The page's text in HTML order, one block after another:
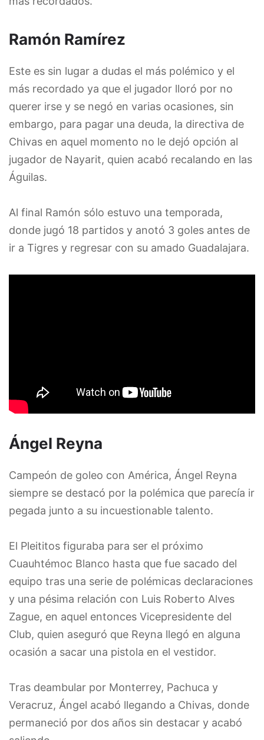
Ramón Ramírez
Este es sin lugar a dudas el más polémico y el
más recordado ya que el jugador lloró por no
querer irse y se negó en varias ocasiones, sin
embargo, para pagar una deuda, la directiva de
Chivas en aquel momento no le dejó opción al
jugador de Nayarit, quien acabó recalando en las
Águilas.
Al final Ramón sólo estuvo una temporada,
donde jugó 18 partidos y anotó 3 goles antes de
ir a Tigres y regresar con su amado Guadalajara.
Ángel Reyna
Campeón de goleo con América, Ángel Reyna
siempre se destacó por la polémica que parecía ir
pegada junto a su incuestionable talento.
El Pleititos figuraba para ser el próximo
Cuauhtémoc Blanco hasta que fue sacado del
equipo tras una serie de polémicas declaraciones
y una pésima relación con Luis Roberto Alves
Zague, en aquel entonces Vicepresidente del
Club, quien aseguró que Reyna llegó en alguna
ocasión a sacar una pistola en el vestidor.
Tras deambular por Monterrey, Pachuca y
Veracruz, Ángel acabó llegando a Chivas, donde
permaneció por dos años sin destacar y acabó